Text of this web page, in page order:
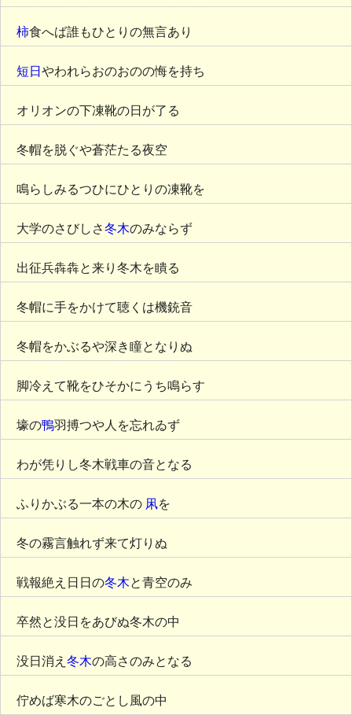
柿食へば誰もひとりの無言あり
短日 やわれらおのおのの悔を持ち
オリオンの下凍靴の日が了る
冬帽を脱ぐや蒼茫たる夜空
鳴らしみるつひにひとりの凍靴を
大学のさびしさ冬木のみならず
出征兵犇犇と来り冬木を瞶る
冬帽に手をかけて聴くは機銃音
冬帽をかぶるや深き瞳となりぬ
脚冷えて靴をひそかにうち鳴らす
壕の鴨羽搏つや人を忘れゐず
わが凭りし冬木戦車の音となる
ふりかぶる一本の木の 凩を
冬の霧言触れず来て灯りぬ
戦報絶え日日の冬木と青空のみ
卒然と没日をあびぬ冬木の中
没日消え 冬木の高さのみとなる
佇めば寒木のごとし風の中